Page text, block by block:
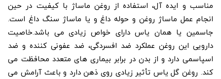
مناسب و ایده آل، استفاده از روغن ماساژ با کیفیت در حین
انجام عمل ماساژ روغن و حوله داغ و یا ماساژ سنگ داغ است.
جاسمین یا همان یاس دارای خواص زیادی می باشد.خاصیت
دارویی این روغن عملکرد ضد افسردگی، ضد عفونی کننده و ضد
اسپاسمی دارد و از بدن در برابر بیماری های متعدد محافظت می
کند. روغن گل یاس تأثیر زیادی روی ذهن دارد و باعث آرامش می